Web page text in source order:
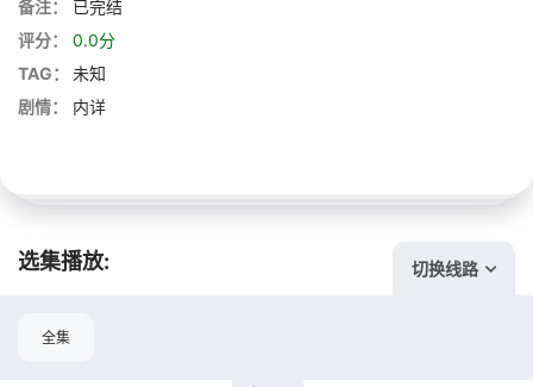
备注：
已完结
评分：
0.0分
TAG：
未知
剧情：
内详
选集播放: 切换线路
全集